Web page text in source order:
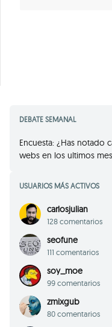
DEBATE SEMANAL
Encuesta: ¿Has notado
webs en los ultimos
USUARIOS MÁS ACTIVOS
carlosjulian
128 comentarios
seofune
111 comentarios
soy_moe
99 comentarios
zmixgub
80 comentarios